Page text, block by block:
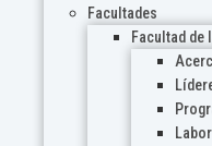
Facultades
Facultad de